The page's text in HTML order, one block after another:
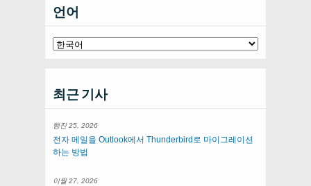
언어
최근 기사
행진 25, 2026
전자 메일을 Outlook에서 Thunderbird로 마이그레이션
하는 방법
이월 27, 2026